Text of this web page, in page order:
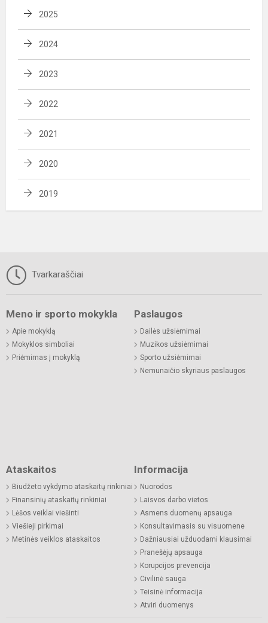
2025
2024
2023
2022
2021
2020
2019
Tvarkaraščiai
Meno ir sporto mokykla
Apie mokyklą
Mokyklos simboliai
Priėmimas į mokyklą
Paslaugos
Dailės užsiėmimai
Muzikos užsiėmimai
Sporto užsiėmimai
Nemunaičio skyriaus paslaugos
Ataskaitos
Biudžeto vykdymo ataskaitų rinkiniai
Finansinių ataskaitų rinkiniai
Lėšos veiklai viešinti
Viešieji pirkimai
Metinės veiklos ataskaitos
Informacija
Nuorodos
Laisvos darbo vietos
Asmens duomenų apsauga
Konsultavimasis su visuomene
Dažniausiai užduodami klausimai
Pranešėjų apsauga
Korupcijos prevencija
Civilinė sauga
Teisinė informacija
Atviri duomenys